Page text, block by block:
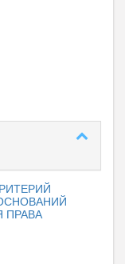
ПРАВА